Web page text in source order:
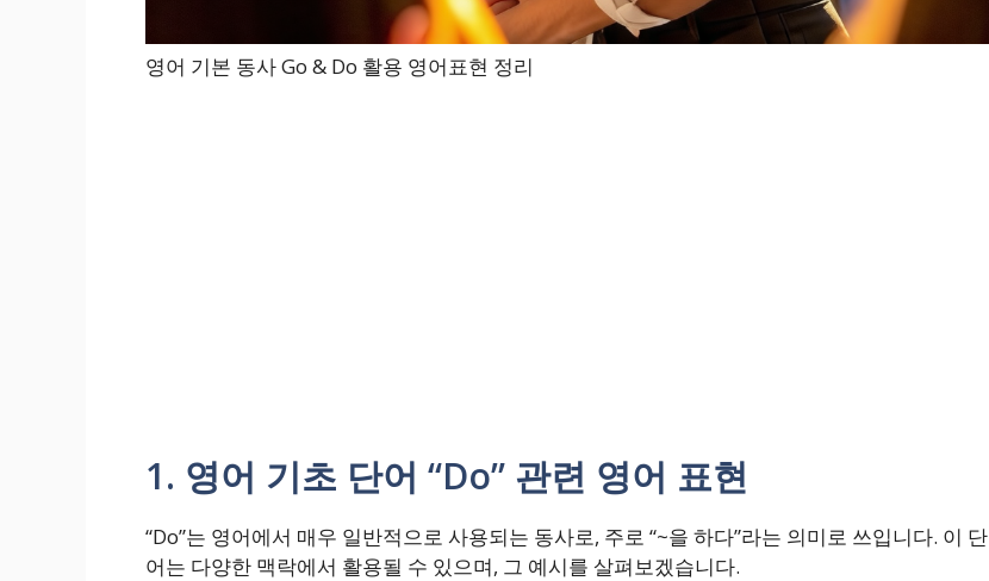
영어 기본 동사 Go & Do 활용 영어표현 정리
1. 영어 기초 단어 “Do” 관련 영어 표현
“Do”는 영어에서 매우 일반적으로 사용되는 동사로, 주로 “~을 하다”라는 의미로 쓰입니다. 이 단
어는 다양한 맥락에서 활용될 수 있으며, 그 예시를 살펴보겠습니다.